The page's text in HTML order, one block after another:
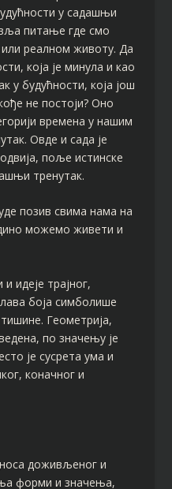
у садашњи
питање где смо
реалном животу. Да
која је минула и као
у будућности, која још
не постоји? Оно
времена у нашим
Овде и сада је
поље истинске
тренутак.
позив свима нама на
можемо живети и
идеје трајног,
боја симболише
Геометрија,
по значењу је
је сусрета ума и
коначног и
доживљеног и
форми и значења,